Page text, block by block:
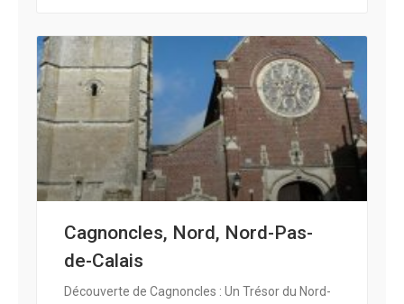
Cagnoncles, Nord, Nord-Pas-
de-Calais
Découverte de Cagnoncles : Un Trésor du Nord-